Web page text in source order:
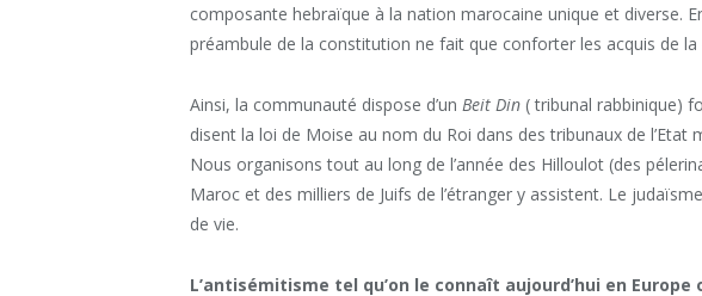
composante hebraïque à la nation marocaine unique et diverse.
préambule de la constitution ne fait que conforter les acquis de
Ainsi, la communauté dispose d’unBeit Din ( tribunal rabbinique)
disent la loi de Moise au nom du Roi dans des tribunaux de l’Etat
Nous organisons tout au long de l’année des Hilloulot (des
Maroc et des milliers de Juifs de l’étranger y assistent. Le
de vie.
L’antisémitisme tel qu’on le connaît aujourd’hui en